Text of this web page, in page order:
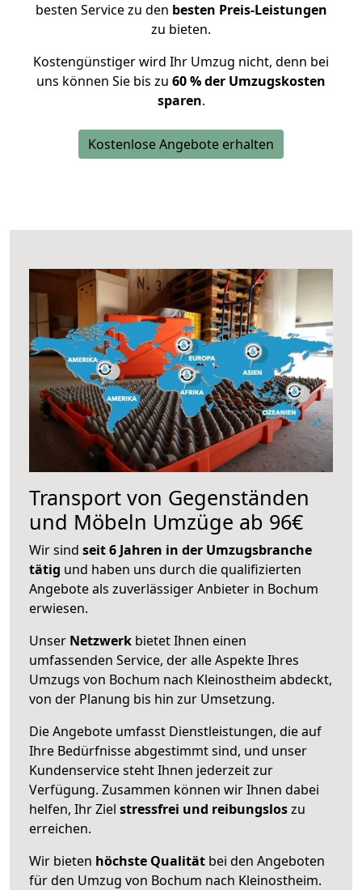
besten Service zu den besten Preis-Leistungen
zu bieten.
Kostengünstiger wird Ihr Umzug nicht, denn bei
uns können Sie bis zu 60 % der Umzugskosten
sparen.
Kostenlose Angebote erhalten
Transport von Gegenständen
und Möbeln Umzüge ab 96€
Wir sind seit 6 Jahren in der Umzugsbranche
tätig und haben uns durch die qualifizierten
Angebote als zuverlässiger Anbieter in Bochum
erwiesen.
Unser Netzwerk bietet Ihnen einen
umfassenden Service, der alle Aspekte Ihres
Umzugs von Bochum nach Kleinostheim abdeckt,
von der Planung bis hin zur Umsetzung.
Die Angebote umfasst Dienstleistungen, die auf
Ihre Bedürfnisse abgestimmt sind, und unser
Kundenservice steht Ihnen jederzeit zur
Verfügung. Zusammen können wir Ihnen dabei
helfen, Ihr Ziel stressfrei und reibungsloszu
erreichen.
Wir bieten höchste Qualität bei den Angeboten
für den Umzug von Bochum nach Kleinostheim.